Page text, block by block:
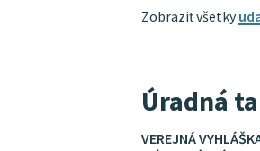
Zobraziť všetky
Úradná
VEREJNÁ